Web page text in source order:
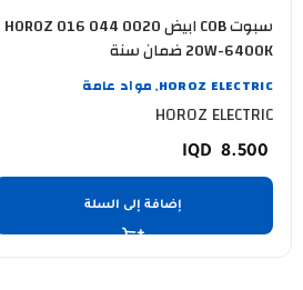
سبوت COB ابيض HOROZ 016 044 0020
20W-6400K ضمان سنة
HOROZ ELECTRIC
, مواد عامة
HOROZ ELECTRIC
8.500
إضافة إلى السلة